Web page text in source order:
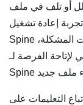
أو تلف في ملف
إعادة تشغيل
Spine والتحقق مما إذا استمرت المشكلة. إذا استمرت المشكلة،
الفرصة لـ